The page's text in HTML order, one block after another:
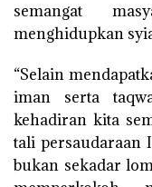
semangat
menghidupkan
“Selain
iman serta
kehadiran kita
tali persaudaraan
bukan sekadar